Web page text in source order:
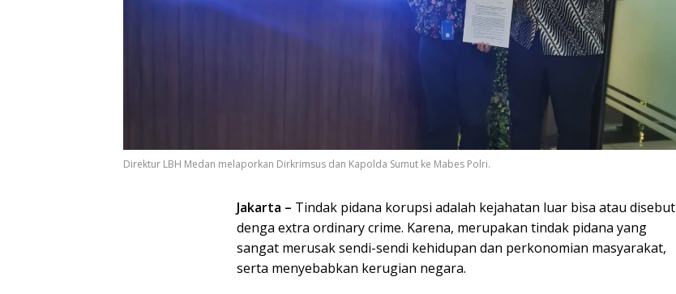
Direktur LBH Medan melaporkan Dirkrimsus dan Kapolda Sumut ke Mabes Polri.
Jakarta – Tindak pidana korupsi adalah kejahatan luar bisa atau disebut
denga extra ordinary crime. Karena, merupakan tindak pidana yang
sangat merusak sendi-sendi kehidupan dan perkonomian masyarakat,
serta menyebabkan kerugian negara.